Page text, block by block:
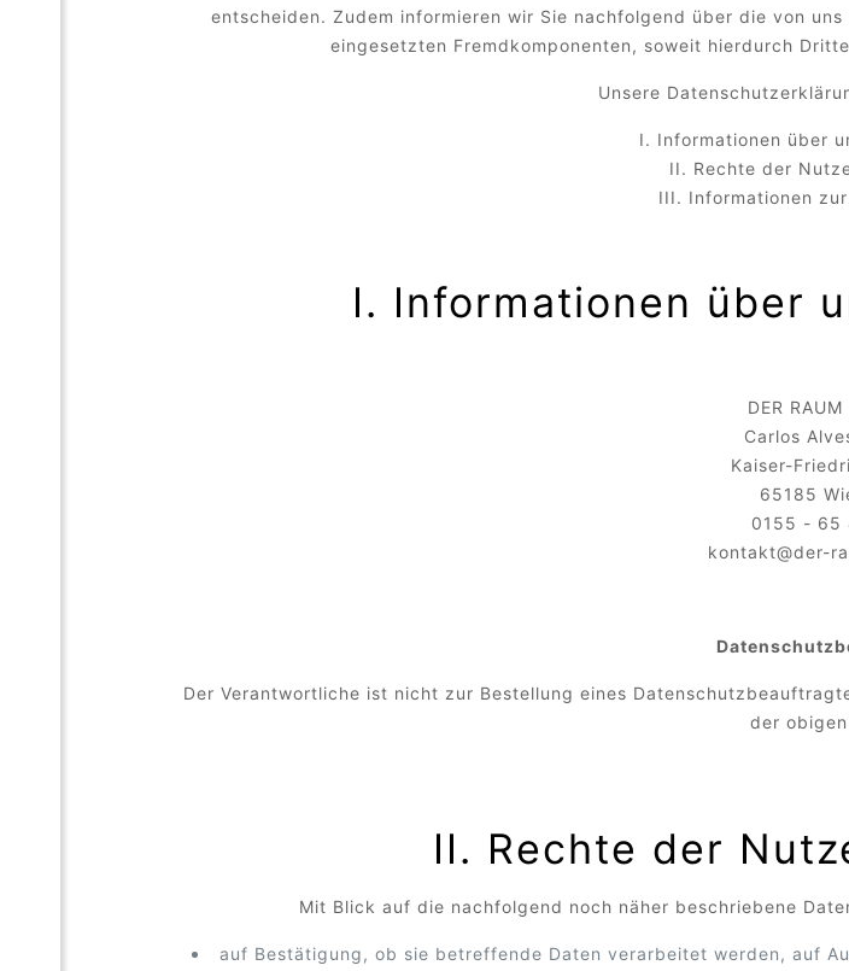
entscheiden. Zudem informieren wir Sie nachfolgend über die von
eingesetzten Fremdkomponenten, soweit hierdurch
Unsere
I. Informationen über
II. Rechte der
III. Informationen
I. Informationen über
DER RAUM
Carlos
Kaiser-
65185
0155 - 65
kontakt@der-
Der Verantwortliche ist nicht zur Bestellung eines
der
II. Rechte der
Mit Blick auf die nachfolgend noch näher beschriebene
auf Bestätigung, ob sie betreffende Daten verarbeitet werden, auf